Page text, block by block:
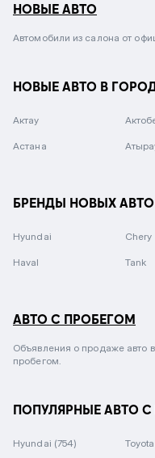
НОВЫЕ АВТО
Автомобили из салона от
НОВЫЕ АВТО В
Актау
Астана
БРЕНДЫ НОВЫХ АВТО
Hyundai Chery
Haval Tank
АВТО С ПРОБЕГОМ
Объявления о продаже авто
пробегом.
ПОПУЛЯРНЫЕ АВТО
Hyundai (754) Toyota